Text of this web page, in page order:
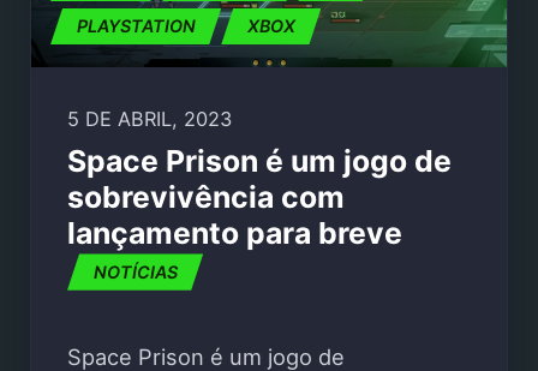
PLAYSTATION XBOX
5 DE ABRIL, 2023
Space Prison é um jogo de
sobrevivência com
lançamento para breve
NOTÍCIAS
Space Prison é um jogo de